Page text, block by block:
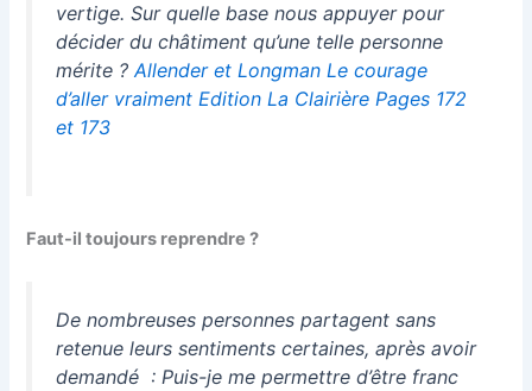
vertige. Sur quelle base nous appuyer pour
décider du châtiment qu’une telle personne
mérite ?Allender et Longman Le courage
d’aller vraiment Edition La Clairière Pages 172
et 173
Faut-il toujours reprendre ?
De nombreuses personnes partagent sans
retenue leurs sentiments certaines, après avoir
demandé : Puis-je me permettre d’être franc